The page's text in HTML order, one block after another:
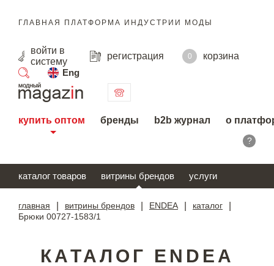
ГЛАВНАЯ ПЛАТФОРМА ИНДУСТРИИ МОДЫ
войти в
систему
регистрация 0
корзина
Eng
поиск
купить оптом бренды b2b журнал о
?
каталог товаров витрины брендов услуги
главная витрины брендов ENDEA каталог
Брюки 00727-1583/1
КАТАЛОГ ENDEA